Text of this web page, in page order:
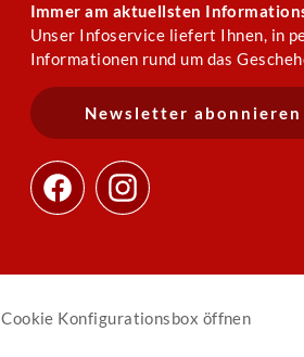
Immer am aktuellsten
Unser Infoservice liefert Ihnen, in
Informationen rund um das
Newsletter abonnieren
Cookie Konfigurationsbox öffnen